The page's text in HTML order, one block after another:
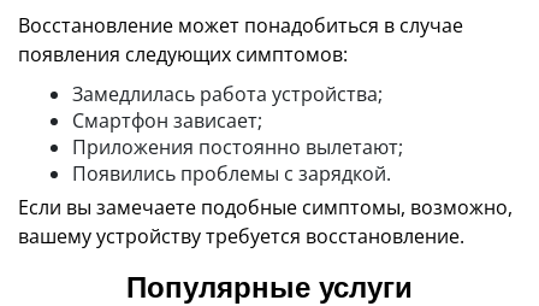
Восстановление может понадобиться в случае
появления следующих симптомов:
Замедлилась работа устройства;
Смартфон зависает;
Приложения постоянно вылетают;
Появились проблемы с зарядкой.
Если вы замечаете подобные симптомы, возможно,
вашему устройству требуется восстановление.
Популярные услуги